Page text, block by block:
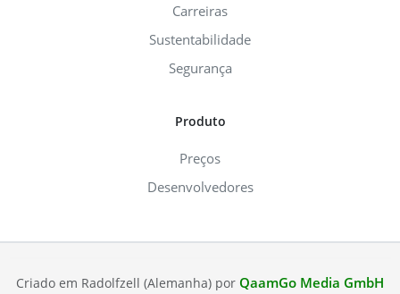
Carreiras
Sustentabilidade
Segurança
Produto
Preços
Desenvolvedores
Criado em Radolfzell (Alemanha) por QaamGo Media GmbH